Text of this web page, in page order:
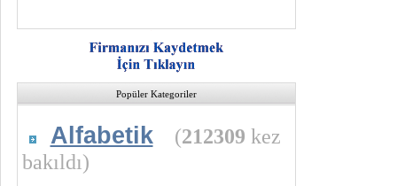
Popüler Kategoriler
Alfabetik (212309 kez
bakıldı)